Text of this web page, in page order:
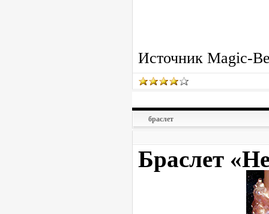
Источник Magic-
браслет
Браслет